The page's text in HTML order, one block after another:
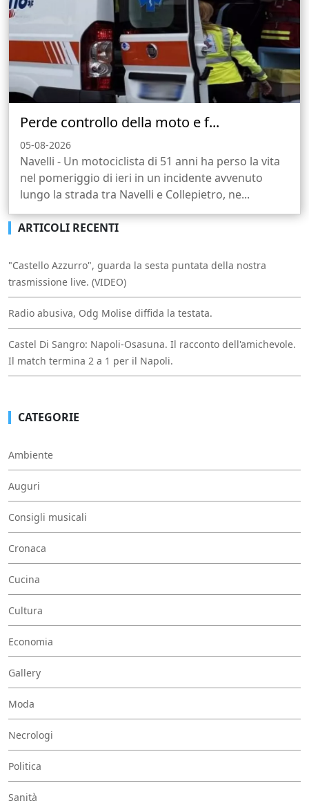
Perde controllo della moto e f...
05-08-2026
Navelli - Un motociclista di 51 anni ha perso la vita
nel pomeriggio di ieri in un incidente avvenuto
lungo la strada tra Navelli e Collepietro, ne...
ARTICOLI RECENTI
"Castello Azzurro", guarda la sesta puntata della nostra
trasmissione live. (VIDEO)
Radio abusiva, Odg Molise diffida la testata.
Castel Di Sangro: Napoli-Osasuna. Il racconto dell'amichevole.
Il match termina 2 a 1 per il Napoli.
CATEGORIE
Ambiente
Auguri
Consigli musicali
Cronaca
Cucina
Cultura
Economia
Gallery
Moda
Necrologi
Politica
Sanità